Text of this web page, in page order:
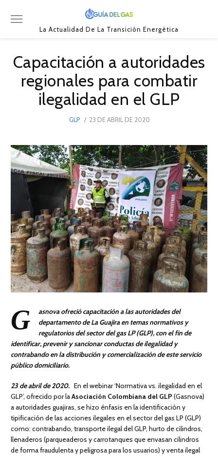
La Actualidad De La Transición Energética
Capacitación a autoridades
regionales para combatir
ilegalidad en el GLP
GLP
POSTED
23 DE ABRIL DE 2020
DE
2020
G
asnova ofreció capacitación a las autoridades del
departamento de La Guajira en temas normativos y
regulatorios del sector del gas LP (GLP), con el fin de
identificar, prevenir y sancionar conductas de ilegalidad y
contrabando en la distribución y comercialización de este servicio
público domiciliario.
23 de abril de 2020. En el webinar ‘Normativa vs. ilegalidad en el
GLP’, ofrecido por laAsociación Colombiana del GLP (Gasnova)
a autoridades guajiras, se hizo énfasis en la identificación y
tipificación de las acciones ilegales en el sector del gas LP (GLP)
como: contrabando, transporte ilegal del GLP, hurto de cilindros,
llenaderos (parqueaderos y carrotanques que envasan cilindros
de forma fraudulenta y peligrosa para los usuarios) y venta ilegal